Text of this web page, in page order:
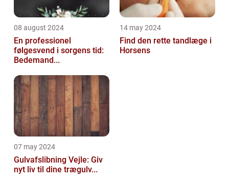
08 august 2024
En professionel
følgesvend i sorgens tid:
Bedemand...
14 may 2024
Find den rette tandlæge i
Horsens
07 may 2024
Gulvafslibning Vejle: Giv
nyt liv til dine trægulv...